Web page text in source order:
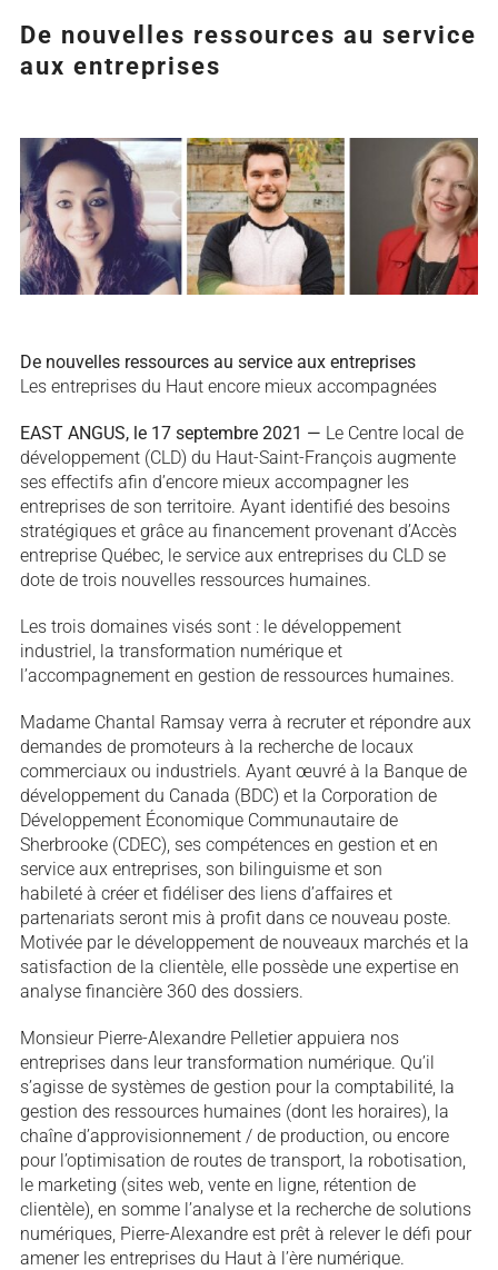
De nouvelles ressources au service
aux entreprises
Agrandir
l&apos;image
De nouvelles ressources au service aux entreprises
Les entreprises du Haut encore mieux accompagnées
EAST ANGUS, le 17 septembre 2021 — Le Centre local de
développement (CLD) du Haut-Saint-François augmente
ses effectifs afin d’encore mieux accompagner les
entreprises de son territoire. Ayant identifié des besoins
stratégiques et grâce au financement provenant d’Accès
entreprise Québec, le service aux entreprises du CLD se
dote de trois nouvelles ressources humaines.
Les trois domaines visés sont : le développement
industriel, la transformation numérique et
l’accompagnement en gestion de ressources humaines.
Madame Chantal Ramsay verra à recruter et répondre aux
demandes de promoteurs à la recherche de locaux
commerciaux ou industriels. Ayant œuvré à la Banque de
développement du Canada (BDC) et la Corporation de
Développement Économique Communautaire de
Sherbrooke (CDEC), ses compétences en gestion et en
service aux entreprises, son bilinguisme et son
habileté à créer et fidéliser des liens d’affaires et
partenariats seront mis à profit dans ce nouveau poste.
Motivée par le développement de nouveaux marchés et la
satisfaction de la clientèle, elle possède une expertise en
analyse financière 360 des dossiers.
Monsieur Pierre-Alexandre Pelletier appuiera nos
entreprises dans leur trans­for­ma­tion numérique. Qu’il
s’agisse de systèmes de gestion pour la compta­bi­lité, la
gestion des ressources humaines (dont les horaires), la
chaîne d’approvisionnement / de production, ou encore
pour l’optimisation de routes de transport, la robotisation,
le marketing (sites web, vente en ligne, rétention de
clientèle), en somme l’analyse et la recherche de solutions
numériques, Pierre-Alexandre est prêt à relever le défi pour
amener les entreprises du Haut à l’ère numérique.